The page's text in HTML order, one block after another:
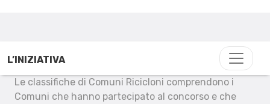
L’INIZIATIVA
Le classifiche di Comuni Ricicloni comprendono i
Comuni che hanno partecipato al concorso e che